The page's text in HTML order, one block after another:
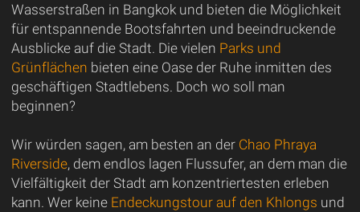
Wasserstraßen in Bangkok und bieten die Möglichkeit
für entspannende Bootsfahrten und beeindruckende
Ausblicke auf die Stadt. Die vielen Parks und
Grünflächen bieten eine Oase der Ruhe inmitten des
geschäftigen Stadtlebens. Doch wo soll man
beginnen?
Wir würden sagen, am besten an der Chao Phraya
Riverside, dem endlos lagen Flussufer, an dem man die
Vielfältigkeit der Stadt am konzentriertesten erleben
kann. Wer keine Endeckungstour auf den Khlongs und